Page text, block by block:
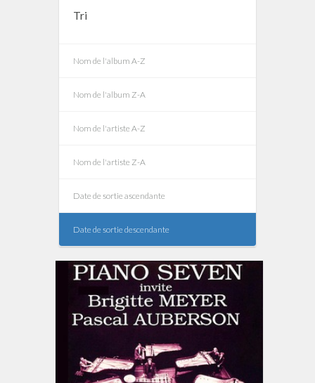
Tri
Nom de l'album A-Z
Nom de l'album Z-A
Nom de l'artiste A-Z
Nom de l'artiste Z-A
Date de sortie ascendante
Date de sortie descendante